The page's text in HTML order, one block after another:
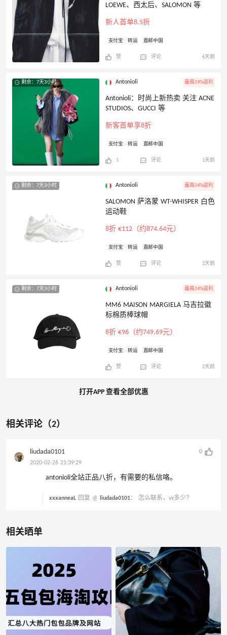
LOEWE、西太后、SALOMON 等
新人首单8.5折
支付宝 转运 直邮中国
赞 评论 6天前
剩余：7天3小时 Antonioli 最高14%返利
Antonioli：时尚上新热卖 关注 ACNE
STUDIOS、GUCCI 等
新客首单享8折
支付宝 转运 直邮中国
1 评论 1天前
剩余：7天3小时 Antonioli 最高14%返利
SALOMON 萨洛蒙 WT-WHISPER 白色
运动鞋
8折 €112（约874.64元）
支付宝 转运 直邮中国
赞 评论 2天前
剩余：7天3小时 Antonioli 最高14%返利
MM6 MAISON MARGIELA 马吉拉徽
标棉质棒球帽
8折 €96（约749.69元）
支付宝 转运 直邮中国
赞 评论 2天前
打开APP 查看全部优惠
相关评论（2）
liudada0101
0
2020-02-26 21:39:29
antonioli全站正品八折，有需要的私信咯。
xxxanneaL 回复 @ liudada0101： 怎么联系，vx多少？
相关晒单